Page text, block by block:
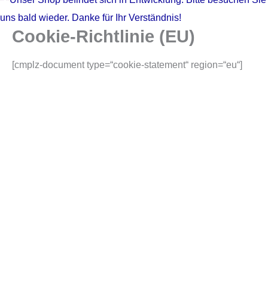
Cookie-Richtlinie (EU)
[cmplz-document type=“cookie-statement“ region=“eu“]